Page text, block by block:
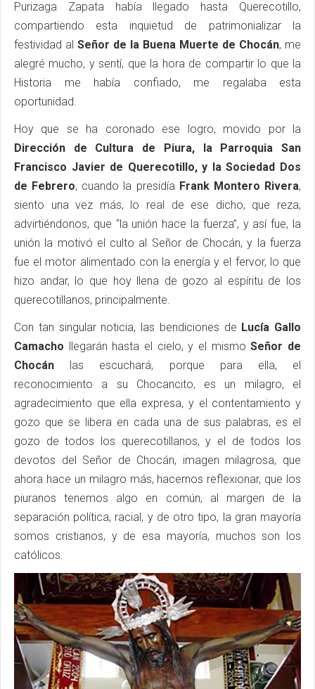
Purizaga Zapata había llegado hasta Querecotillo,
compartiendo esta inquietud de patrimonializar la
festividad al Señor de la Buena Muerte de Chocán, me
alegré mucho, y sentí, que la hora de compartir lo que la
Historia me había confiado, me regalaba esta
oportunidad.
Hoy que se ha coronado ese logro, movido por la
Dirección de Cultura de Piura, la Parroquia San
Francisco Javier de Querecotillo, y la Sociedad Dos
de Febrero, cuando la presidía Frank Montero Rivera,
siento una vez más, lo real de ese dicho, que reza,
advirtiéndonos, que “la unión hace la fuerza”, y así fue, la
unión la motivó el culto al Señor de Chocán, y la fuerza
fue el motor alimentado con la energía y el fervor, lo que
hizo andar, lo que hoy llena de gozo al espíritu de los
querecotillanos, principalmente.
Con tan singular noticia, las bendiciones de Lucía Gallo
Camacho llegarán hasta el cielo, y el mismoSeñor de
Chocán las escuchará, porque para ella, el
reconocimiento a su Chocancito, es un milagro, el
agradecimiento que ella expresa, y el contentamiento y
gozo que se libera en cada una de sus palabras, es el
gozo de todos los querecotillanos, y el de todos los
devotos del Señor de Chocán, imagen milagrosa, que
ahora hace un milagro más, hacernos reflexionar, que los
piuranos tenemos algo en común, al margen de la
separación política, racial, y de otro tipo, la gran mayoría
somos cristianos, y de esa mayoría, muchos son los
católicos.